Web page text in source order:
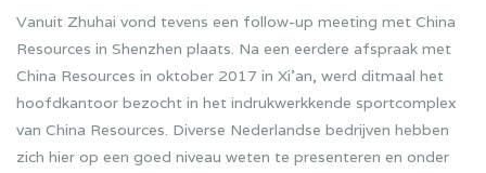
Vanuit Zhuhai vond tevens een follow-up meeting met China
Resources in Shenzhen plaats. Na een eerdere afspraak met
China Resources in oktober 2017 in Xi’an, werd ditmaal het
hoofdkantoor bezocht in het indrukwerkkende sportcomplex
van China Resources. Diverse Nederlandse bedrijven hebben
zich hier op een goed niveau weten te presenteren en onder